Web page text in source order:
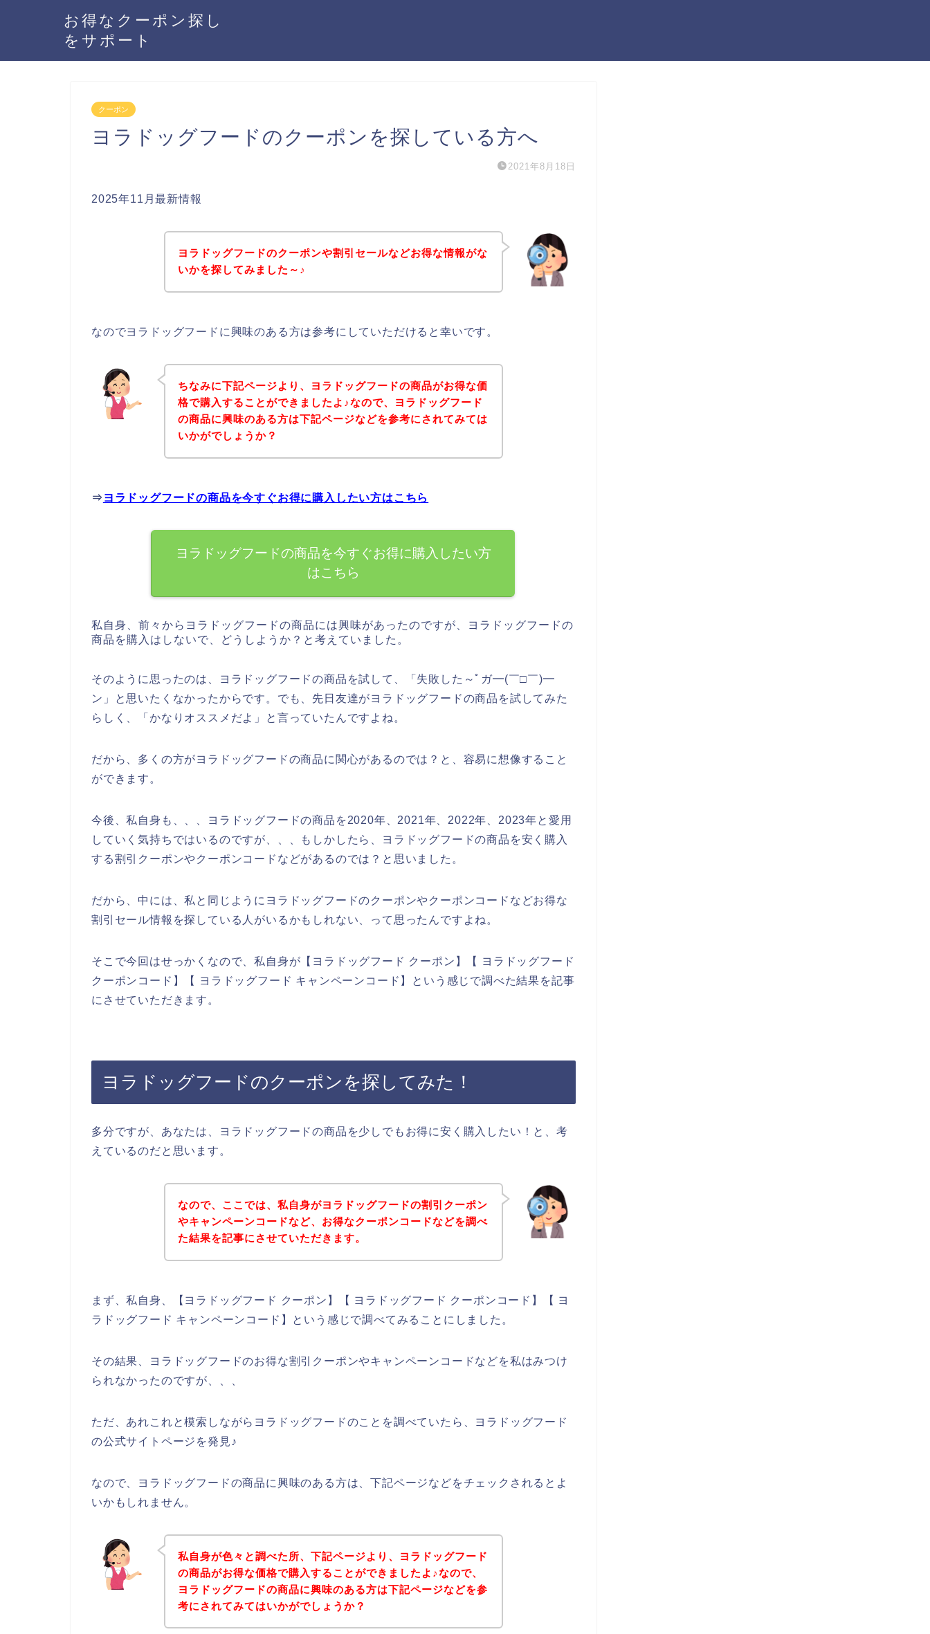
お得なクーポン探し
をサポート
クーポン
ヨラドッグフードのクーポンを探している方へ
2021年8月18日
2025年11月最新情報
ヨラドッグフードのクーポンや割引セールなどお得な情報がな
いかを探してみました～♪
なのでヨラドッグフードに興味のある方は参考にしていただけると幸いです。
ちなみに下記ページより、ヨラドッグフードの商品がお得な価
格で購入することができましたよ♪なので、ヨラドッグフード
の商品に興味のある方は下記ページなどを参考にされてみては
いかがでしょうか？
⇒ ヨラドッグフードの商品を今すぐお得に購入したい方はこちら
ヨラドッグフードの商品を今すぐお得に購入したい方
はこちら
私自身、前々からヨラドッグフードの商品には興味があったのですが、ヨラドッグフードの
商品を購入はしないで、どうしようか？と考えていました。
そのように思ったのは、ヨラドッグフードの商品を試して、「失敗した～ﾟガ━(￣□￣)━
ン」と思いたくなかったからです。でも、先日友達がヨラドッグフードの商品を試してみた
らしく、「かなりオススメだよ」と言っていたんですよね。
だから、多くの方がヨラドッグフードの商品に関心があるのでは？と、容易に想像すること
ができます。
今後、私自身も、、、ヨラドッグフードの商品を2020年、2021年、2022年、2023年と愛用
していく気持ちではいるのですが、、、もしかしたら、ヨラドッグフードの商品を安く購入
する割引クーポンやクーポンコードなどがあるのでは？と思いました。
だから、中には、私と同じようにヨラドッグフードのクーポンやクーポンコードなどお得な
割引セール情報を探している人がいるかもしれない、って思ったんですよね。
そこで今回はせっかくなので、私自身が【ヨラドッグフード クーポン】【 ヨラドッグフード
クーポンコード】【 ヨラドッグフード キャンペーンコード】という感じで調べた結果を記事
にさせていただきます。
ヨラドッグフードのクーポンを探してみた！
多分ですが、あなたは、ヨラドッグフードの商品を少しでもお得に安く購入したい！と、考
えているのだと思います。
なので、ここでは、私自身がヨラドッグフードの割引クーポン
やキャンペーンコードなど、お得なクーポンコードなどを調べ
た結果を記事にさせていただきます。
まず、私自身、【ヨラドッグフード クーポン】【 ヨラドッグフード クーポンコード】【 ヨ
ラドッグフード キャンペーンコード】という感じで調べてみることにしました。
その結果、ヨラドッグフードのお得な割引クーポンやキャンペーンコードなどを私はみつけ
られなかったのですが、、、
ただ、あれこれと模索しながらヨラドッグフードのことを調べていたら、ヨラドッグフード
の公式サイトページを発見♪
なので、ヨラドッグフードの商品に興味のある方は、下記ページなどをチェックされるとよ
いかもしれません。
私自身が色々と調べた所、下記ページより、ヨラドッグフード
の商品がお得な価格で購入することができましたよ♪なので、
ヨラドッグフードの商品に興味のある方は下記ページなどを参
考にされてみてはいかがでしょうか？